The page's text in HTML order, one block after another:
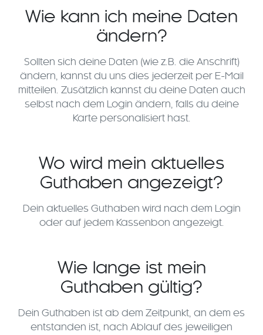
Wie kann ich meine Daten
ändern?
Sollten sich deine Daten (wie z.B. die Anschrift)
ändern, kannst du uns dies jederzeit per E-Mail
mitteilen. Zusätzlich kannst du deine Daten auch
selbst nach dem Login ändern, falls du deine
Karte personalisiert hast.
Wo wird mein aktuelles
Guthaben angezeigt?
Dein aktuelles Guthaben wird nach dem Login
oder auf jedem Kassenbon angezeigt.
Wie lange ist mein
Guthaben gültig?
Dein Guthaben ist ab dem Zeitpunkt, an dem es
entstanden ist, nach Ablauf des jeweiligen